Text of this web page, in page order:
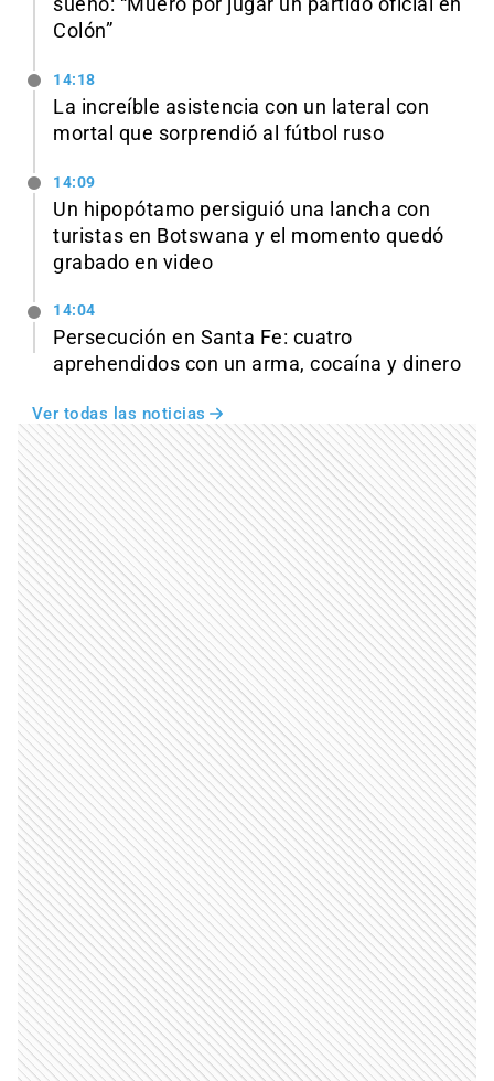
Colón”
14:18
La increíble asistencia con un lateral con
mortal que sorprendió al fútbol ruso
14:09
Un hipopótamo persiguió una lancha con
turistas en Botswana y el momento quedó
grabado en video
14:04
Persecución en Santa Fe: cuatro
aprehendidos con un arma, cocaína y dinero
Ver todas las noticias